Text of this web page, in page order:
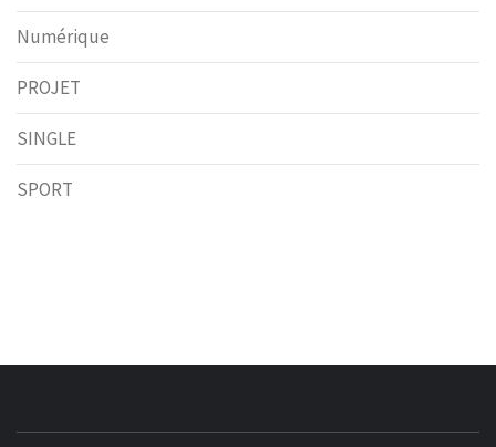
Numérique
PROJET
SINGLE
SPORT